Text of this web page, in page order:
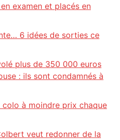
examen et placés en
6 idées de sorties ce
plus de 350 000 euros
: ils sont condamnés à
à moindre prix chaque
veut redonner de la